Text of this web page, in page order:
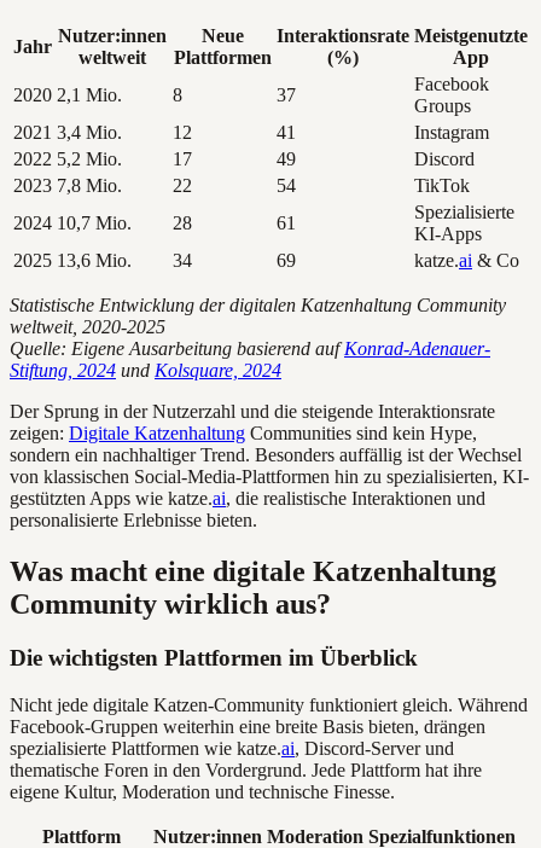
Jahr
Nutzer:innen
weltweit
Neue
Plattformen
Interaktionsrate
(%)
Meistgenutzte
App
2020 2,1 Mio. 8 37
Facebook
Groups
2021 3,4 Mio. 12 41
Instagram
2022 5,2 Mio. 17 49
Discord
2023 7,8 Mio. 22 54
TikTok
2024 10,7 Mio. 28 61
Spezialisierte
KI-Apps
2025 13,6 Mio. 34 69 katze.ai & Co
Statistische Entwicklung der digitalen Katzenhaltung Community
weltweit, 2020-2025
Quelle: Eigene Ausarbeitung basierend aufKonrad-Adenauer-
Stiftung, 2024 und Kolsquare, 2024
Der Sprung in der Nutzerzahl und die steigende Interaktionsrate
zeigen: Digitale Katzenhaltung Communities sind kein Hype,
sondern ein nachhaltiger Trend. Besonders auffällig ist der Wechsel
von klassischen Social-Media-Plattformen hin zu spezialisierten, KI-
gestützten Apps wie katze.ai, die realistische Interaktionen und
personalisierte Erlebnisse bieten.
Was macht eine digitale Katzenhaltung
Community wirklich aus?
Die wichtigsten Plattformen im Überblick
Nicht jede digitale Katzen-Community funktioniert gleich. Während
Facebook-Gruppen weiterhin eine breite Basis bieten, drängen
spezialisierte Plattformen wie katze.ai, Discord-Server und
thematische Foren in den Vordergrund. Jede Plattform hat ihre
eigene Kultur, Moderation und technische Finesse.
Plattform Nutzer:innen Moderation Spezialfunktionen